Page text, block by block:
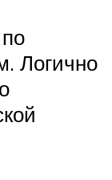
Логично